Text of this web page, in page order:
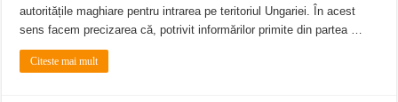
autoritățile maghiare pentru intrarea pe teritoriul Ungariei. În acest
sens facem precizarea că, potrivit informărilor primite din partea …
Citeste mai mult